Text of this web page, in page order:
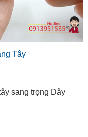
Tây
sang trọng Dây